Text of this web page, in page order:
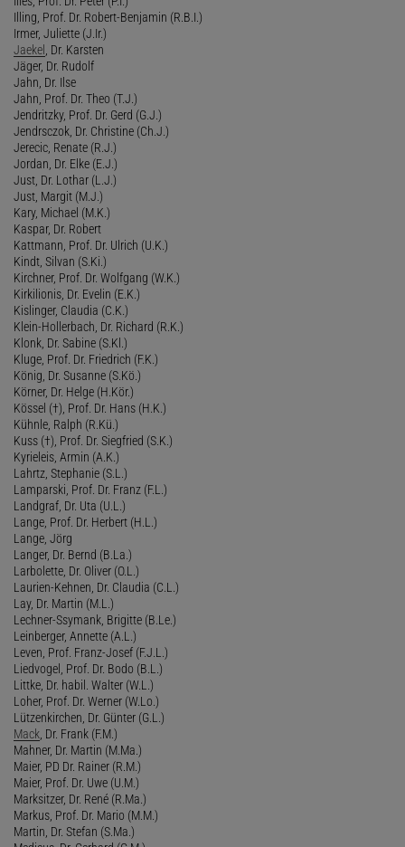
Illing, Prof. Dr. Robert-Benjamin (R.B.I.)
Irmer, Juliette (J.Ir.)
Jaekel
, Dr. Karsten
Jäger, Dr. Rudolf
Jahn, Dr. Ilse
Jahn, Prof. Dr. Theo (T.J.)
Jendritzky, Prof. Dr. Gerd (G.J.)
Jendrsczok, Dr. Christine (Ch.J.)
Jerecic, Renate (R.J.)
Jordan, Dr. Elke (E.J.)
Just, Dr. Lothar (L.J.)
Just, Margit (M.J.)
Kary, Michael (M.K.)
Kaspar, Dr. Robert
Kattmann, Prof. Dr. Ulrich (U.K.)
Kindt, Silvan (S.Ki.)
Kirchner, Prof. Dr. Wolfgang (W.K.)
Kirkilionis, Dr. Evelin (E.K.)
Kislinger, Claudia (C.K.)
Klein-Hollerbach, Dr. Richard (R.K.)
Klonk, Dr. Sabine (S.Kl.)
Kluge, Prof. Dr. Friedrich (F.K.)
König, Dr. Susanne (S.Kö.)
Körner, Dr. Helge (H.Kör.)
Kössel (†), Prof. Dr. Hans (H.K.)
Kühnle, Ralph (R.Kü.)
Kuss (†), Prof. Dr. Siegfried (S.K.)
Kyrieleis, Armin (A.K.)
Lahrtz, Stephanie (S.L.)
Lamparski, Prof. Dr. Franz (F.L.)
Landgraf, Dr. Uta (U.L.)
Lange, Prof. Dr. Herbert (H.L.)
Lange, Jörg
Langer, Dr. Bernd (B.La.)
Larbolette, Dr. Oliver (O.L.)
Laurien-Kehnen, Dr. Claudia (C.L.)
Lay, Dr. Martin (M.L.)
Lechner-Ssymank, Brigitte (B.Le.)
Leinberger, Annette (A.L.)
Leven, Prof. Franz-Josef (F.J.L.)
Liedvogel, Prof. Dr. Bodo (B.L.)
Littke, Dr. habil. Walter (W.L.)
Loher, Prof. Dr. Werner (W.Lo.)
Lützenkirchen, Dr. Günter (G.L.)
Mack , Dr. Frank (F.M.)
Mahner, Dr. Martin (M.Ma.)
Maier, PD Dr. Rainer (R.M.)
Maier, Prof. Dr. Uwe (U.M.)
Marksitzer, Dr. René (R.Ma.)
Markus, Prof. Dr. Mario (M.M.)
Martin, Dr. Stefan (S.Ma.)